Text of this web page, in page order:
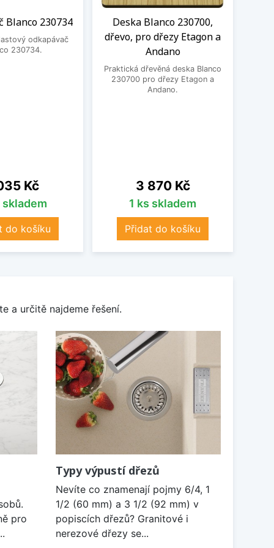
Blanco 230734
odkapávač
230734.
Kč
skladem
do košíku
Deska Blanco 230700,
dřevo, pro dřezy Etagon a
Andano
Praktická dřevěná deska Blanco
230700 pro dřezy Etagon a
Andano.
Cena
3 870 Kč
1 ks skladem
Přidat do košíku
a určitě najdeme řešení.
pro
Typy výpustí dřezů
Nevíte co znamenají pojmy 6/4, 1
1/2 (60 mm) a 3 1/2 (92 mm) v
popiscích dřezů? Granitové i
nerezové dřezy se...